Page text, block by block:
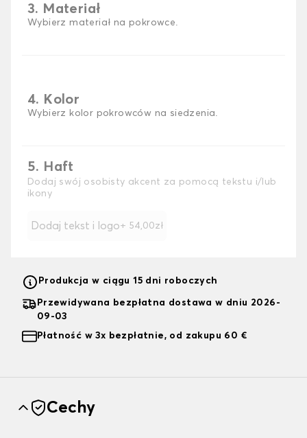
3. Materiał
Wybierz materiał na pokrowce.
4. Kolor
Wybierz kolor pokrowców na siedzenia.
5. Haft
Dodaj swój osobisty akcent za pomocą tekstu i/lub
ikony
Dodaj tekst i logo + 54,00zł
Produkcja w ciągu 15 dni roboczych
Przewidywana bezpłatna dostawa w dniu 2026-
09-03
Płatność w 3x bezpłatnie, od zakupu 60 €
Cechy